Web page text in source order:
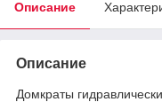
Описание
Описание
Домкраты